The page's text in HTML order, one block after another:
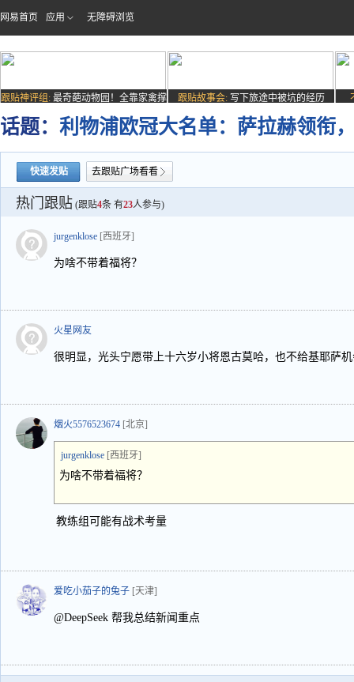
网易首页 应用 无障碍浏览
跟贴神评组: 最奇葩动物园！全靠家禽撑
场子
跟贴故事会: 写下旅途中被坑的经历
话题： 利物浦欧冠大名单：萨拉赫领衔
快速发贴 去跟贴广场看看
热门跟贴 (跟贴4条 有23人参与)
jurgenklose [西班牙]
为啥不带着福将？
火星网友
很明显，光头宁愿带上十六岁小将恩古莫哈，也不给基耶萨
烟火5576523674 [北京]
jurgenklose [西班牙]
为啥不带着福将？
教练组可能有战术考量
爱吃小茄子的兔子 [天津]
@DeepSeek 帮我总结新闻重点